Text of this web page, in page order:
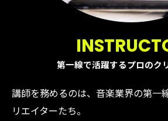
第一線で活躍するプロのク
講師を務めるのは、音楽業界の第一
リエイターたち。